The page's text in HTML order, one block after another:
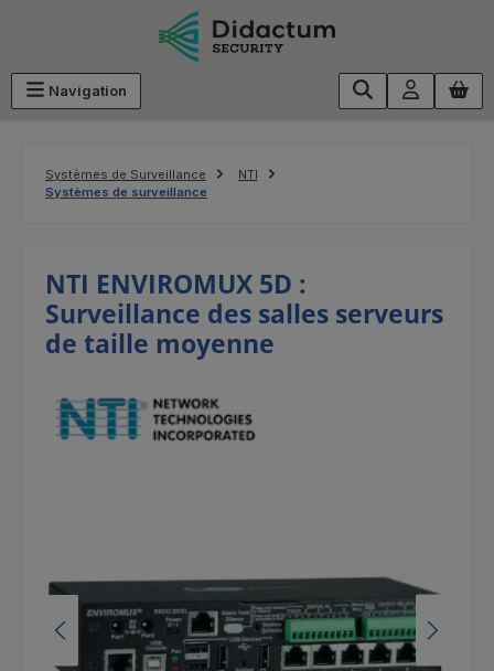
Passer au contenu principal
Navigation
Systèmes de Surveillance
NTI
Systèmes de surveillance
NTI ENVIROMUX 5D :
Surveillance des salles serveurs
de taille moyenne